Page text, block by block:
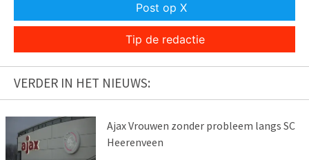
Post op X
Tip de redactie
VERDER IN HET NIEUWS:
Ajax Vrouwen zonder probleem langs SC
Heerenveen